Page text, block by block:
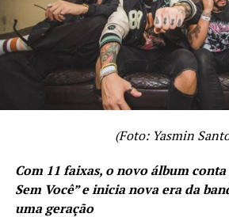
(Foto: Yasmin
Com 11 faixas, o novo álbum conta
Sem Você” e inicia nova era da
uma geração